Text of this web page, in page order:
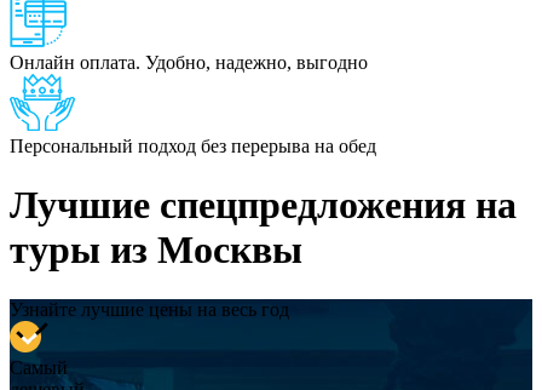
Онлайн оплата. Удобно, надежно, выгодно
Персональный подход без перерыва на обед
Лучшие спецпредложения на
туры из Москвы
Узнайте лучшие цены на весь год
Самый